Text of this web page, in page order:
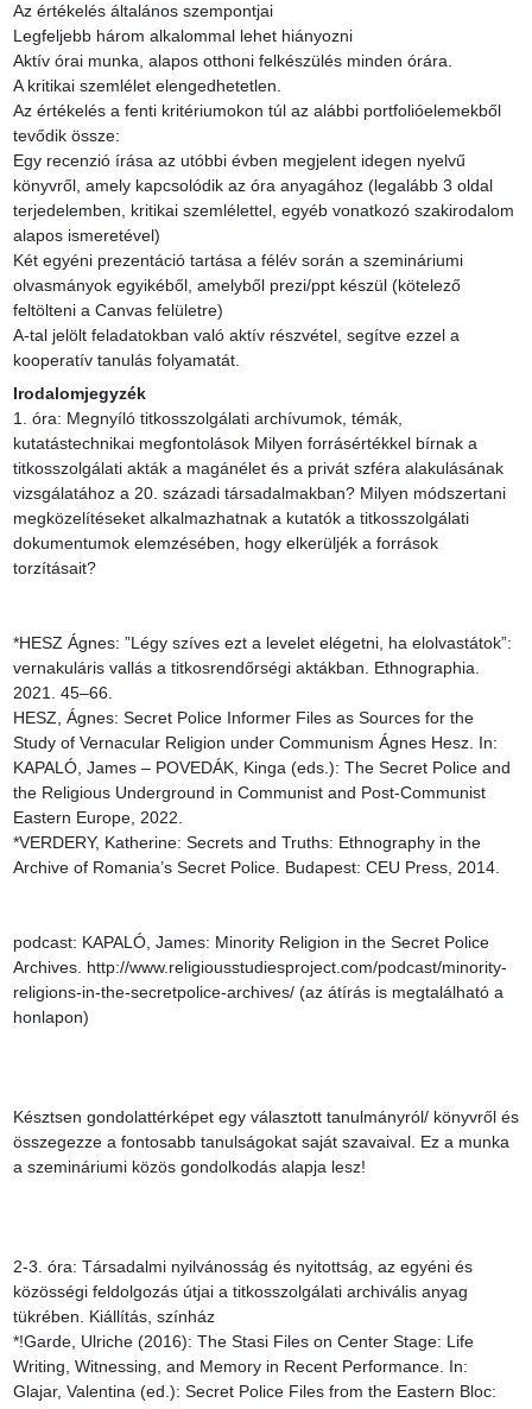
Az értékelés általános szempontjai
Legfeljebb három alkalommal lehet hiányozni
Aktív órai munka, alapos otthoni felkészülés minden órára.
A kritikai szemlélet elengedhetetlen.
Az értékelés a fenti kritériumokon túl az alábbi portfolióelemekből
tevődik össze:
Egy recenzió írása az utóbbi évben megjelent idegen nyelvű
könyvről, amely kapcsolódik az óra anyagához (legalább 3 oldal
terjedelemben, kritikai szemlélettel, egyéb vonatkozó szakirodalom
alapos ismeretével)
Két egyéni prezentáció tartása a félév során a szemináriumi
olvasmányok egyikéből, amelyből prezi/ppt készül (kötelező
feltölteni a Canvas felületre)
A-tal jelölt feladatokban való aktív részvétel, segítve ezzel a
kooperatív tanulás folyamatát.
Irodalomjegyzék
1. óra: Megnyíló titkosszolgálati archívumok, témák,
kutatástechnikai megfontolások Milyen forrásértékkel bírnak a
titkosszolgálati akták a magánélet és a privát szféra alakulásának
vizsgálatához a 20. századi társadalmakban? Milyen módszertani
megközelítéseket alkalmazhatnak a kutatók a titkosszolgálati
dokumentumok elemzésében, hogy elkerüljék a források
torzításait?
*HESZ Ágnes: ”Légy szíves ezt a levelet elégetni, ha elolvastátok”:
vernakuláris vallás a titkosrendőrségi aktákban. Ethnographia.
2021. 45–66.
HESZ, Ágnes: Secret Police Informer Files as Sources for the
Study of Vernacular Religion under Communism Ágnes Hesz. In:
KAPALÓ, James – POVEDÁK, Kinga (eds.): The Secret Police and
the Religious Underground in Communist and Post-Communist
Eastern Europe, 2022.
*VERDERY, Katherine: Secrets and Truths: Ethnography in the
Archive of Romania’s Secret Police. Budapest: CEU Press, 2014.
podcast: KAPALÓ, James: Minority Religion in the Secret Police
Archives. http://www.religiousstudiesproject.com/podcast/minority-
religions-in-the-secretpolice-archives/ (az átírás is megtalálható a
honlapon)
Késztsen gondolattérképet egy választott tanulmányról/ könyvről és
összegezze a fontosabb tanulságokat saját szavaival. Ez a munka
a szemináriumi közös gondolkodás alapja lesz!
2-3. óra: Társadalmi nyilvánosság és nyitottság, az egyéni és
közösségi feldolgozás útjai a titkosszolgálati archivális anyag
tükrében. Kiállítás, színház
*!Garde, Ulriche (2016): The Stasi Files on Center Stage: Life
Writing, Witnessing, and Memory in Recent Performance. In:
Glajar, Valentina (ed.): Secret Police Files from the Eastern Bloc: